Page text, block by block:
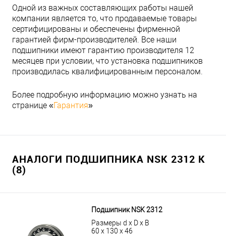
Одной из важных составляющих работы нашей
компании является то, что продаваемые товары
сертифицированы и обеспечены фирменной
гарантией фирм-производителей. Все наши
подшипники имеют гарантию производителя 12
месяцев при условии, что установка подшипников
производилась квалифицированным персоналом.
Более подробную информацию можно узнать на
странице «Гарантия»
АНАЛОГИ ПОДШИПНИКА NSK 2312 K
(8)
Подшипник NSK 2312
Размеры d x D x B
60 x 130 x 46